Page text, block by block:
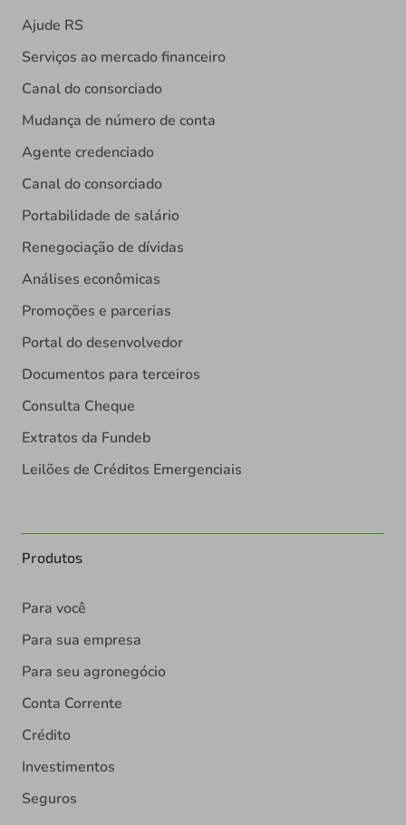
Ajude RS
Serviços ao mercado financeiro
Canal do consorciado
Mudança de número de conta
Agente credenciado
Canal do consorciado
Portabilidade de salário
Renegociação de dívidas
Análises econômicas
Promoções e parcerias
Portal do desenvolvedor
Documentos para terceiros
Consulta Cheque
Extratos da Fundeb
Leilões de Créditos Emergenciais
Produtos
Para você
Para sua empresa
Para seu agronegócio
Conta Corrente
Crédito
Investimentos
Seguros